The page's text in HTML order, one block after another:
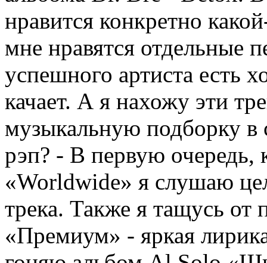
нравится конкретно
мне нравятся отдельные
успешного артиста есть
качает. А я нахожу эти
музыкальную подборку в
рэп? - В первую
«Worldwide» я слушаю
трека. Также я тащусь
«Премиум» - яркая